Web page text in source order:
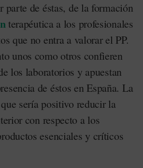
parte de éstas, de la formación
terapéutica a los profesionales
que no entra a valorar el PP.
unos como otros confieren
los laboratorios y apuestan
de éstos en España. La
sería positivo reducir la
con respecto a los
esenciales y críticos